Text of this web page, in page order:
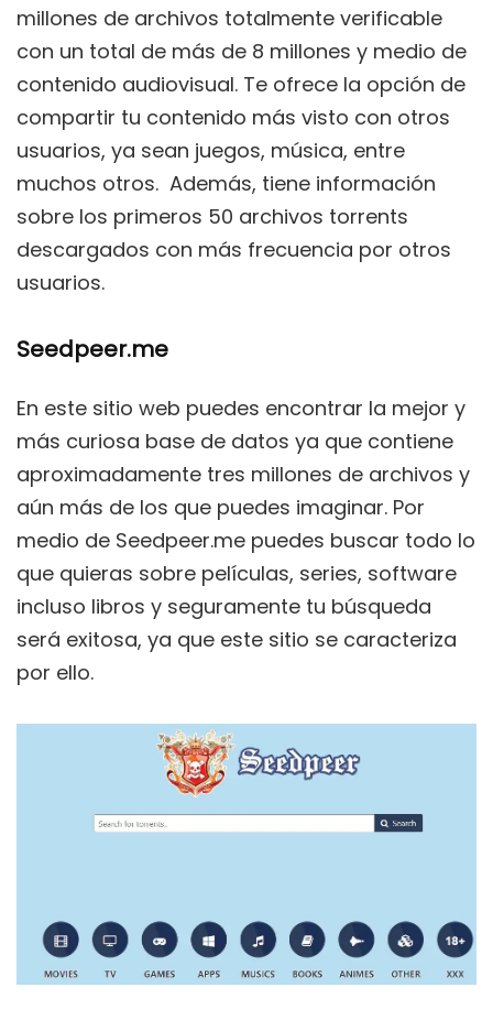
millones de archivos totalmente verificable
con un total de más de 8 millones y medio de
contenido audiovisual. Te ofrece la opción de
compartir tu contenido más visto con otros
usuarios, ya sean juegos, música, entre
muchos otros. Además, tiene información
sobre los primeros 50 archivos torrents
descargados con más frecuencia por otros
usuarios.
Seedpeer.me
En este sitio web puedes encontrar la mejor y
más curiosa base de datos ya que contiene
aproximadamente tres millones de archivos y
aún más de los que puedes imaginar. Por
medio de Seedpeer.me puedes buscar todo lo
que quieras sobre películas, series, software
incluso libros y seguramente tu búsqueda
será exitosa, ya que este sitio se caracteriza
por ello.